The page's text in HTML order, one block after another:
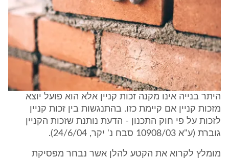
היתר בנייה אינו מקנה זכות קניין אלא הוא פועל יוצא
מזכות קניין אם קיימת כזו. בהתנגשות בין זכות קניין
לזכות על פי חוק התכנון - הדעת נותנת שזכות הקניין
גוברת (ע"א 10908/03 סבח נ' יקר, 24/6/04).
מומלץ לקרוא את הקטע להלן אשר נבחר מפסיקת